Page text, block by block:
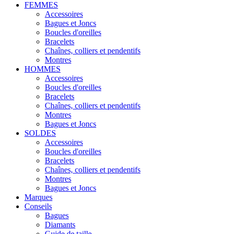
FEMMES
Accessoires
Bagues et Joncs
Boucles d'oreilles
Bracelets
Chaînes, colliers et pendentifs
Montres
HOMMES
Accessoires
Boucles d'oreilles
Bracelets
Chaînes, colliers et pendentifs
Montres
Bagues et Joncs
SOLDES
Accessoires
Boucles d'oreilles
Bracelets
Chaînes, colliers et pendentifs
Montres
Bagues et Joncs
Marques
Conseils
Bagues
Diamants